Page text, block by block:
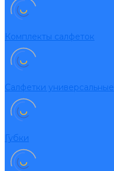
Комплекты салфеток
Салфетки универсальные
Губки